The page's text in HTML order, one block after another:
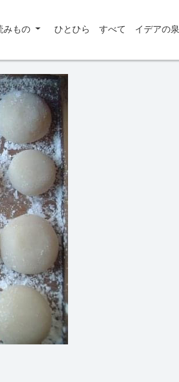
みもの ひとひら すべて イデアの泉